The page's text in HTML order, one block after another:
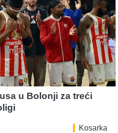
u Bolonji za treći
Kosarka